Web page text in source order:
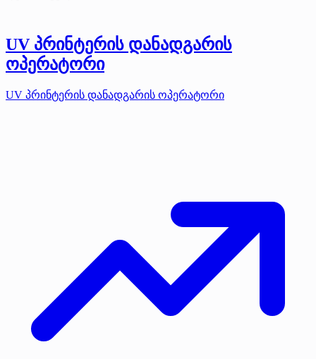
UV პრინტერის დანადგარის
ოპერატორი
UV პრინტერის დანადგარის ოპერატორი